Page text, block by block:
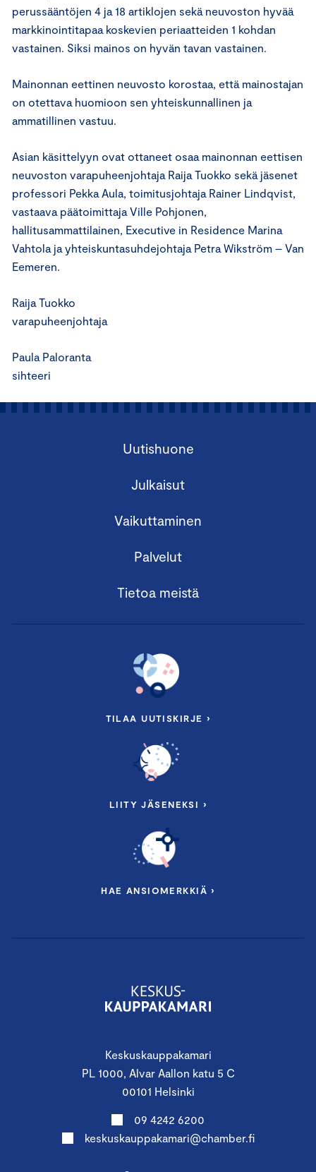
perussääntöjen 4 ja 18 artiklojen sekä neuvoston hyvää
markkinointitapaa koskevien periaatteiden 1 kohdan
vastainen. Siksi mainos on hyvän tavan vastainen.
Mainonnan eettinen neuvosto korostaa, että mainostajan
on otettava huomioon sen yhteiskunnallinen ja
ammatillinen vastuu.
Asian käsittelyyn ovat ottaneet osaa mainonnan eettisen
neuvoston varapuheenjohtaja Raija Tuokko sekä jäsenet
professori Pekka Aula, toimitusjohtaja Rainer Lindqvist,
vastaava päätoimittaja Ville Pohjonen,
hallitusammattilainen, Executive in Residence Marina
Vahtola ja yhteiskuntasuhdejohtaja Petra Wikström – Van
Eemeren.
Raija Tuokko
varapuheenjohtaja
Paula Paloranta
sihteeri
Keskuskauppakamari
PL 1000, Alvar Aallon katu 5 C
00101 Helsinki
09 4242 6200
keskuskauppakamari@chamber.fi
Uutishuone
Julkaisut
Vaikuttaminen
Palvelut
Tietoa meistä
TILAA UUTISKIRJE ›
LIITY JÄSENEKSI ›
HAE ANSIOMERKKIÄ ›